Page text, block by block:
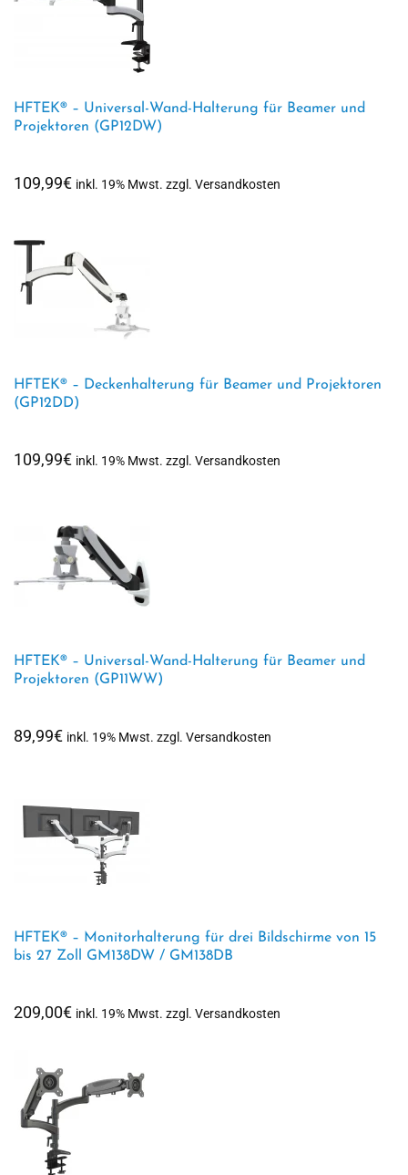
HFTEK® – Universal-Wand-Halterung für Beamer und
Projektoren (GP12DW)
109,99€ inkl. 19% Mwst. zzgl. Versandkosten
HFTEK® – Deckenhalterung für Beamer und Projektoren
(GP12DD)
109,99€ inkl. 19% Mwst. zzgl. Versandkosten
HFTEK® – Universal-Wand-Halterung für Beamer und
Projektoren (GP11WW)
89,99€ inkl. 19% Mwst. zzgl. Versandkosten
HFTEK® – Monitorhalterung für drei Bildschirme von 15
bis 27 Zoll GM138DW / GM138DB
209,00€ inkl. 19% Mwst. zzgl. Versandkosten